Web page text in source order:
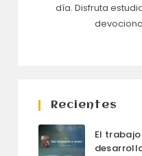
día. Disfruta
Recientes
El